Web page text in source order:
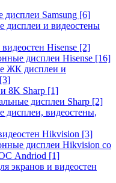
дисплеи Samsung [6]
дисплеи и видеостены
Hisense [2]
дисплеи Hisense [16]
ЖК дисплеи и
[3]
8K Sharp [1]
дисплеи Sharp [2]
дисплеи, видеостены,
Hikvision [3]
дисплеи Hikvision со
Andriod [1]
экранов и видеостен